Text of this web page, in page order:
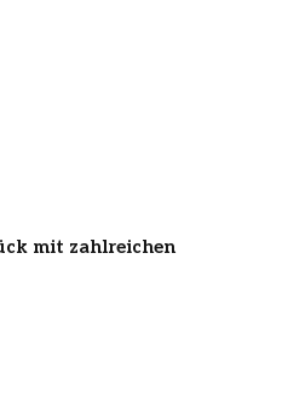
mit zahlreichen